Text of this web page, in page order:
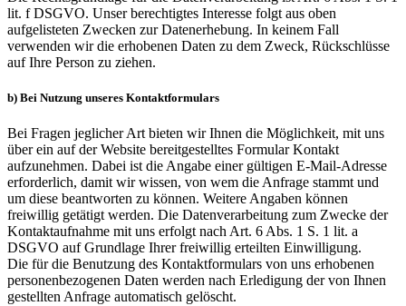
lit. f DSGVO. Unser berechtigtes Interesse folgt aus oben
aufgelisteten Zwecken zur Datenerhebung. In keinem Fall
verwenden wir die erhobenen Daten zu dem Zweck, Rückschlüsse
auf Ihre Person zu ziehen.
b) Bei Nutzung unseres Kontaktformulars
Bei Fragen jeglicher Art bieten wir Ihnen die Möglichkeit, mit uns
über ein auf der Website bereitgestelltes Formular Kontakt
aufzunehmen. Dabei ist die Angabe einer gültigen E-Mail-Adresse
erforderlich, damit wir wissen, von wem die Anfrage stammt und
um diese beantworten zu können. Weitere Angaben können
freiwillig getätigt werden. Die Datenverarbeitung zum Zwecke der
Kontaktaufnahme mit uns erfolgt nach Art. 6 Abs. 1 S. 1 lit. a
DSGVO auf Grundlage Ihrer freiwillig erteilten Einwilligung.
Die für die Benutzung des Kontaktformulars von uns erhobenen
personenbezogenen Daten werden nach Erledigung der von Ihnen
gestellten Anfrage automatisch gelöscht.